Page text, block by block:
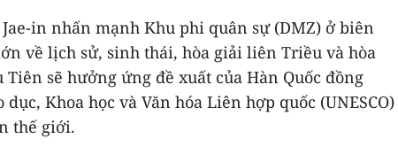
in nhấn mạnh Khu phi quân sự (DMZ) ở biên
về lịch sử, sinh thái, hòa giải liên Triều và hòa
sẽ hưởng ứng đề xuất của Hàn Quốc đồng
Khoa học và Văn hóa Liên hợp quốc (UNESCO)
thế giới.